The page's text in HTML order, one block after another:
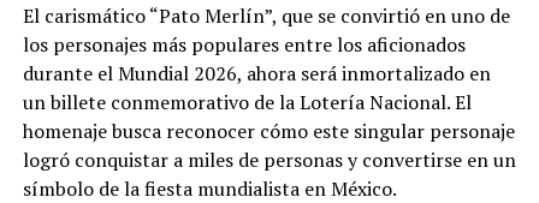
El carismático “Pato Merlín”, que se convirtió en uno de
los personajes más populares entre los aficionados
durante el Mundial 2026, ahora será inmortalizado en
un billete conmemorativo de la Lotería Nacional. El
homenaje busca reconocer cómo este singular personaje
logró conquistar a miles de personas y convertirse en un
símbolo de la fiesta mundialista en México.